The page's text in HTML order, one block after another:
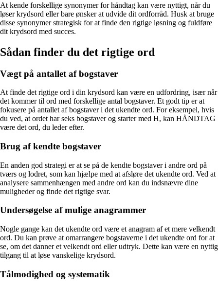
At kende forskellige synonymer for håndtag kan være nyttigt, når du
løser krydsord eller bare ønsker at udvide dit ordforråd. Husk at bruge
disse synonymer strategisk for at finde den rigtige løsning og fuldføre
dit krydsord med succes.
Sådan finder du det rigtige ord
Vægt på antallet af bogstaver
At finde det rigtige ord i din krydsord kan være en udfordring, især når
det kommer til ord med forskellige antal bogstaver. Et godt tip er at
fokusere på antallet af bogstaver i det ukendte ord. For eksempel, hvis
du ved, at ordet har seks bogstaver og starter med H, kan HÅNDTAG
være det ord, du leder efter.
Brug af kendte bogstaver
En anden god strategi er at se på de kendte bogstaver i andre ord på
tværs og lodret, som kan hjælpe med at afsløre det ukendte ord. Ved at
analysere sammenhængen med andre ord kan du indsnævre dine
muligheder og finde det rigtige svar.
Undersøgelse af mulige anagrammer
Nogle gange kan det ukendte ord være et anagram af et mere velkendt
ord. Du kan prøve at omarrangere bogstaverne i det ukendte ord for at
se, om det danner et velkendt ord eller udtryk. Dette kan være en nyttig
tilgang til at løse vanskelige krydsord.
Tålmodighed og systematik